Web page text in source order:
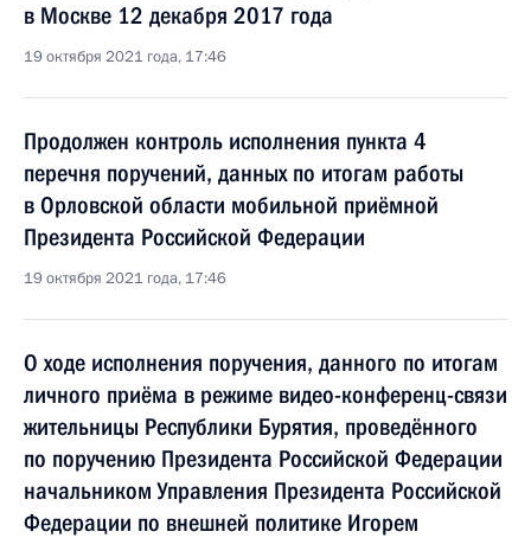
в Москве 12 декабря 2017 года
19 октября 2021 года, 17:46
Продолжен контроль исполнения пункта 4
перечня поручений, данных по итогам работы
в Орловской области мобильной приёмной
Президента Российской Федерации
19 октября 2021 года, 17:46
О ходе исполнения поручения, данного по итогам
личного приёма в режиме видео-конференц-связи
жительницы Республики Бурятия, проведённого
по поручению Президента Российской Федерации
начальником Управления Президента Российской
Федерации по внешней политике Игорем